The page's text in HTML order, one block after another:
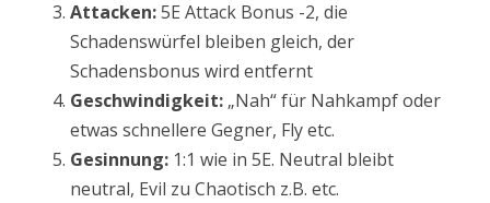
Attacken:5E Attack Bonus -2, die
Schadenswürfel bleiben gleich, der
Schadensbonus wird entfernt
Geschwindigkeit: „Nah“ für Nahkampf oder
etwas schnellere Gegner, Fly etc.
Gesinnung: 1:1 wie in 5E. Neutral bleibt
neutral, Evil zu Chaotisch z.B. etc.